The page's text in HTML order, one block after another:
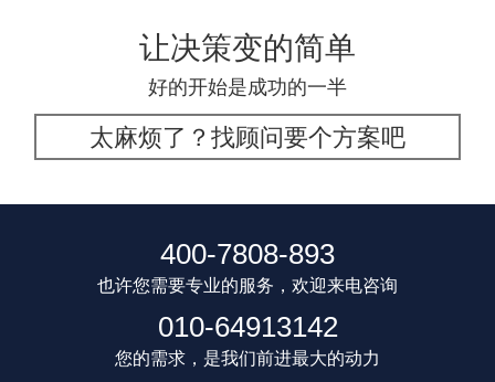
让决策变的简单
好的开始是成功的一半
太麻烦了？找顾问要个方案吧
400-7808-893
也许您需要专业的服务，欢迎来电咨询
010-64913142
您的需求，是我们前进最大的动力